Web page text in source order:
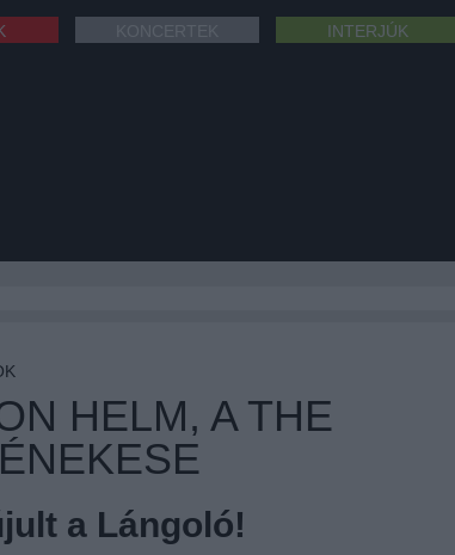
INTERJÚK
HELM, A THE
a Lángoló!